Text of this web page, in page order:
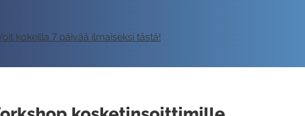
kokeilla 7 päivää ilmaiseksi tästä!